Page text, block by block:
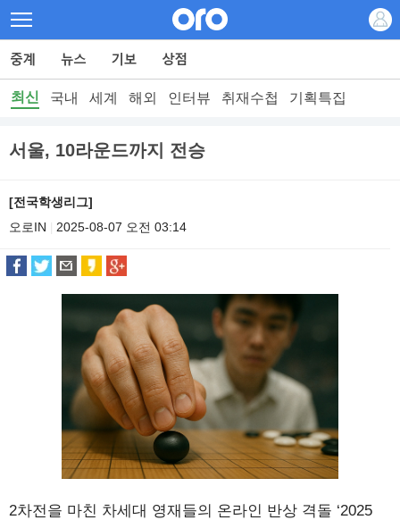
최신 국내 세계 해외 인터뷰 취재수첩 기획특집
서울, 10라운드까지 전승
[전국학생리그]
오로IN
2025-08-07 오전 03:14
2차전을 마친 차세대 영재들의 온라인 반상 격돌 ‘2025